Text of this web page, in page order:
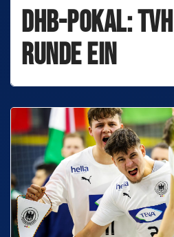
DHB-Pokal:
Runde ein